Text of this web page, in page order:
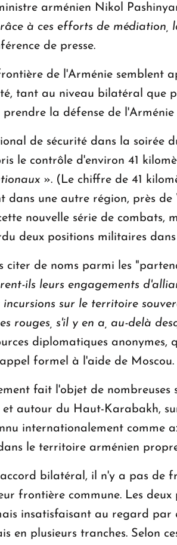
arménien Nikol
à ces efforts de médiation,
de presse.
de l'Arménie semblent
tant au niveau bilatéral
la défense de
de sécurité dans la soirée
le contrôle d'environ 41
». (Le chiffre de 41
dans une autre région, près
nouvelle série de combats,
deux positions militaires
citer de noms parmi les
ils leurs engagements
sur le territoire
rouges, s'il y en a, au-delà
diplomatiques anonymes,
formel à l'aide de Moscou.
fait l'objet de
et autour du Haut-Karabakh,
internationalement comme
le territoire arménien
accord bilatéral, il n'y a pas de
frontière commune. Les
insatisfaisant au regard
en plusieurs tranches. Selon